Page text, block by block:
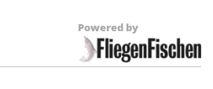
Powered by